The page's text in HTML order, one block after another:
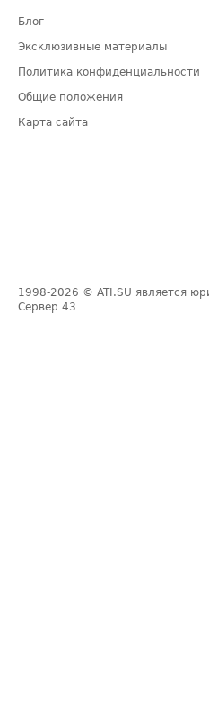
Блог
Эксклюзивные материалы
Политика конфиденциальности
Общие положения
Карта сайта
1998-2026 © ATI.SU является
Сервер 43